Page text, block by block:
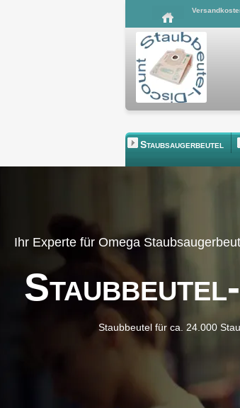
Staubsaugerbeutel
Ihr Experte für Omega
Staubbeutel für ca. 24.000